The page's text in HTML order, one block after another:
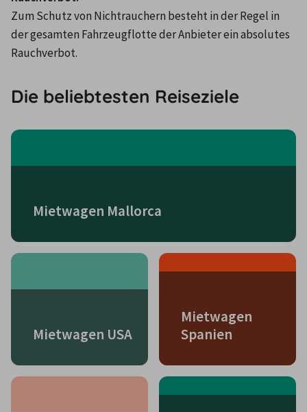
Zum Schutz von Nichtrauchern besteht in der Regel in
der gesamten Fahrzeugflotte der Anbieter ein absolutes
Rauchverbot.
Die beliebtesten Reiseziele
Mietwagen Mallorca
Mietwagen USA
Mietwagen
Spanien